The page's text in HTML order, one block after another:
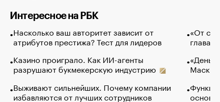
Интересное на РБК
Насколько ваш авторитет зависит от
атрибутов престижа? Тест для лидеров
Казино проиграло. Как ИИ-агенты
разрушают букмекерскую индустрию
Выживают сильнейших. Почему компании
избавляются от лучших сотрудников
«От
глава
Маск в
основ